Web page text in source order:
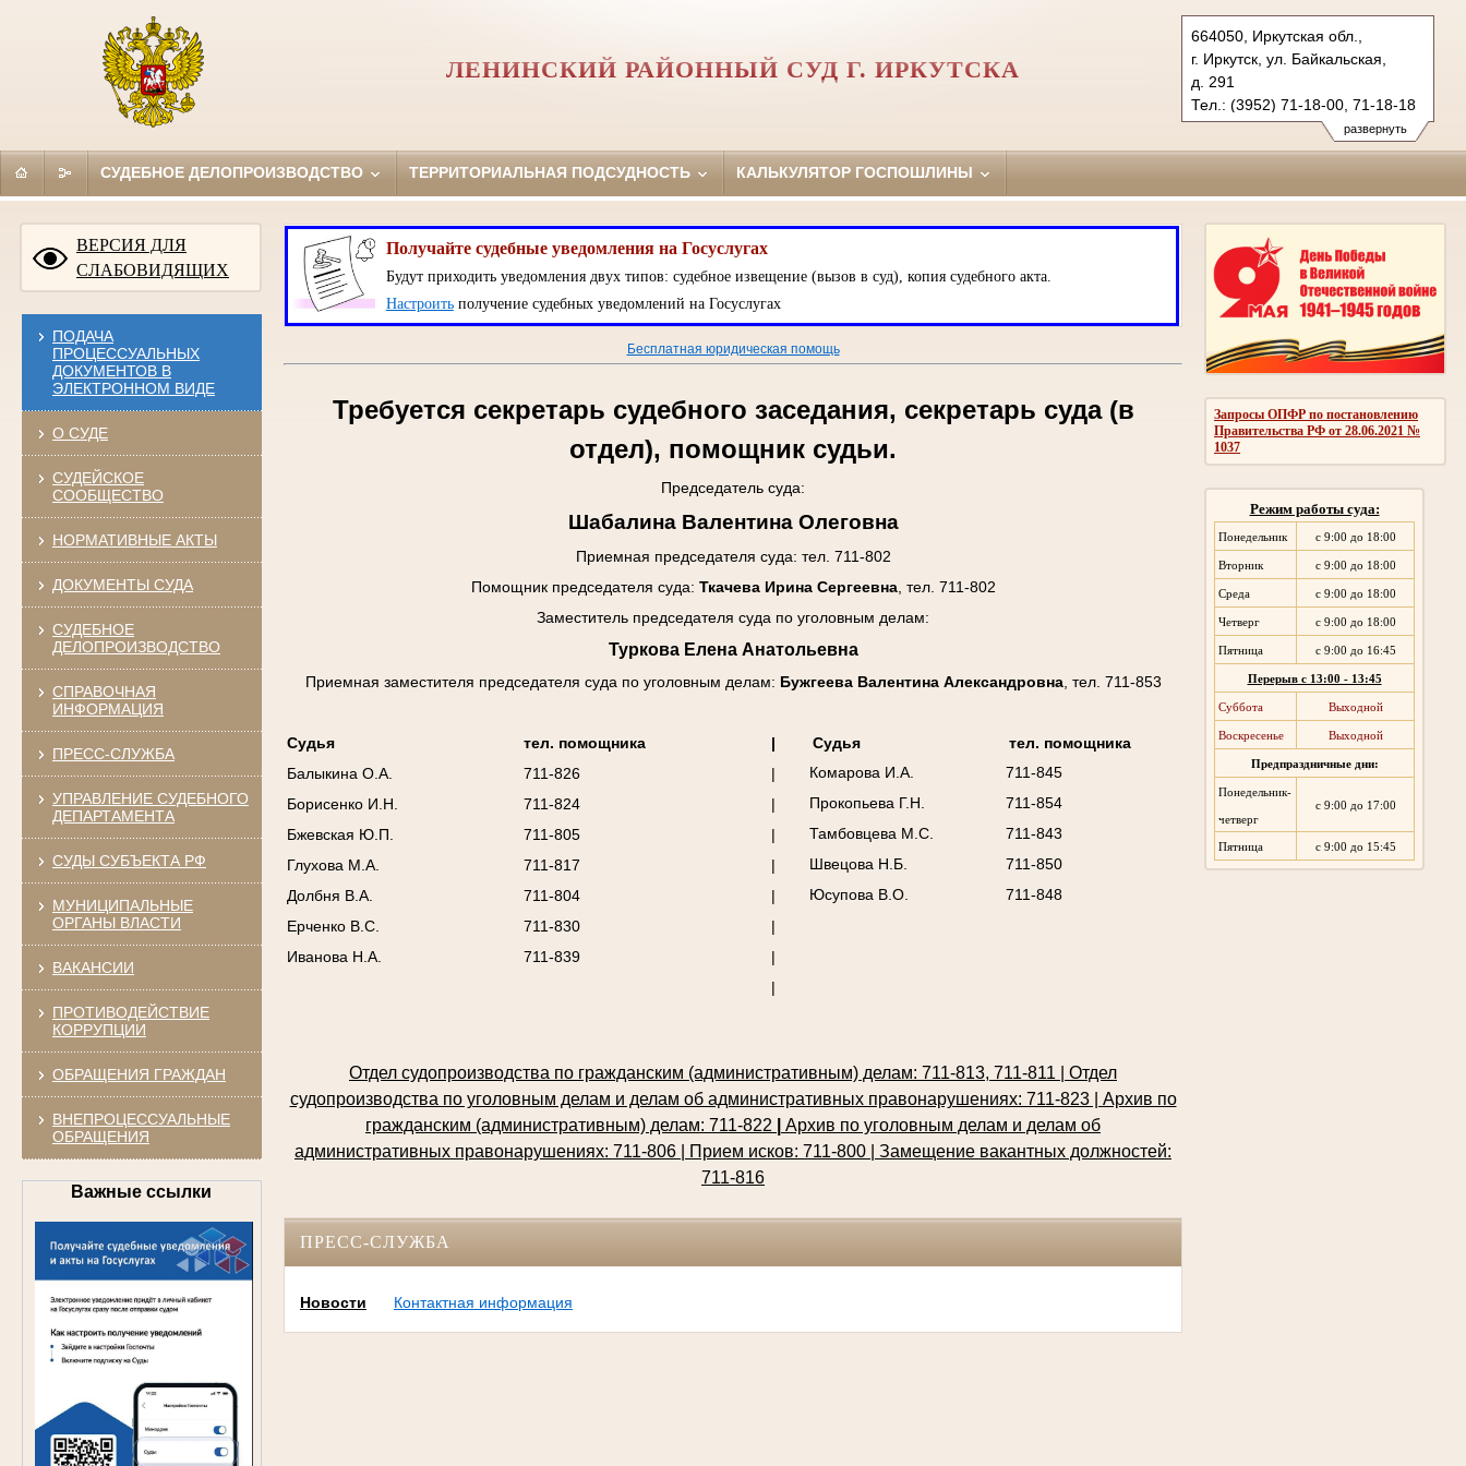
развернуть
664050, Иркутская обл.,
г. Иркутск, ул. Байкальская,
д. 291
Тел.: (3952) 71-18-00, 71-18-18
71-18-16
(3952) 71-18-10 (ф.)
ЛЕНИНСКИЙ РАЙОННЫЙ СУД Г. ИРКУТСКА
СУДЕБНОЕ ДЕЛОПРОИЗВОДСТВО ТЕРРИТОРИАЛЬНАЯ ПОДСУДНОСТЬ КАЛЬКУЛЯТОР ГОСПОШЛИНЫ
ВЕРСИЯ ДЛЯ
СЛАБОВИДЯЩИХ
ПОДАЧА
ПРОЦЕССУАЛЬНЫХ
ДОКУМЕНТОВ В
ЭЛЕКТРОННОМ ВИДЕ
О СУДЕ
СУДЕЙСКОЕ
СООБЩЕСТВО
НОРМАТИВНЫЕ АКТЫ
ДОКУМЕНТЫ СУДА
СУДЕБНОЕ
ДЕЛОПРОИЗВОДСТВО
СПРАВОЧНАЯ
ИНФОРМАЦИЯ
ПРЕСС-СЛУЖБА
УПРАВЛЕНИЕ СУДЕБНОГО
ДЕПАРТАМЕНТА
СУДЫ СУБЪЕКТА РФ
МУНИЦИПАЛЬНЫЕ
ОРГАНЫ ВЛАСТИ
ВАКАНСИИ
ПРОТИВОДЕЙСТВИЕ
КОРРУПЦИИ
ОБРАЩЕНИЯ ГРАЖДАН
ВНЕПРОЦЕССУАЛЬНЫЕ
ОБРАЩЕНИЯ
Важные ссылки
Запросы ОПФР по постановлению
Правительства РФ от 28.06.2021 №
1037
Режим работы суда:
Понедельник с 9:00 до 18:00
Вторник с 9:00 до 18:00
Среда с 9:00 до 18:00
Четверг с 9:00 до 18:00
Пятница с 9:00 до 16:45
Перерыв с 13:00 - 13:45
Суббота Выходной
Воскресенье Выходной
Предпраздничные дни:
Понедельник-
четверг
с 9:00 до 17:00
Пятница с 9:00 до 15:45
Получайте судебные уведомления на Госуслугах
Будут приходить уведомления двух типов: судебное извещение (вызов в суд), копия судебного акта.
Настроитьполучение судебных уведомлений на Госуслугах
Бесплатная юридическая помощь
Требуется секретарь судебного заседания, секретарь суда (в
отдел), помощник судьи.
Председатель суда:
Шабалина Валентина Олеговна
Приемная председателя суда: тел. 711-802
Помощник председателя суда: Ткачева Ирина Сергеевна, тел. 711-802
Заместитель председателя суда по уголовным делам:
Туркова Елена Анатольевна
Приемная заместителя председателя суда по уголовным делам: Бужгеева Валентина Александровна, тел. 711-853
Судья тел. помощника | Судья
тел. помощника
Балыкина О.А.
711-826 | Комарова И.А.
711-845
Борисенко И.Н.
711-824 | Прокопьева Г.Н.
711-854
Бжевская Ю.П.
711-805 | Тамбовцева М.С.
711-843
Глухова М.А.
711-817 | Швецова Н.Б.
711-850
Долбня В.А.
711-804 | Юсупова В.О.
711-848
Ерченко В.С.
711-830
|
Иванова Н.А.
711-839
|
|
Отдел судопроизводства по гражданским (административным) делам: 711-813, 711-811 | Отдел
судопроизводства по уголовным делам и делам об административных правонарушениях: 711-823 | Архив по
гражданским (административным) делам: 711-822
Архив по уголовным делам и делам об
административных правонарушениях: 711-806 | Прием исков: 711-800
| Замещение вакантных должностей:
711-816
ПРЕСС-СЛУЖБА
Новости Контактная информация